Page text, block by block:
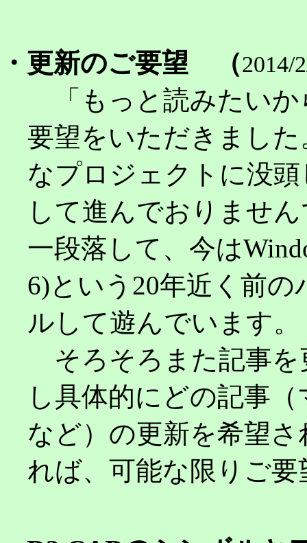
・更新のご要望 （2014/
「もっと読みたいか
要望をいただきまし
なプロジェクトに没
して進んでおりませ
一段落して、今は
6)という20年近く前
ルして遊んでいます。
そろそろまた記事を
し具体的にどの記事
など）の更新を希望
れば、可能な限りご